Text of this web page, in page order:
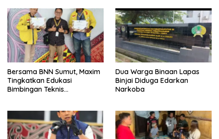
Bersama BNN Sumut, Maxim
Tingkatkan Edukasi
Bimbingan Teknis
Dua Warga Binaan Lapas
Binjai Diduga Edarkan
Narkoba